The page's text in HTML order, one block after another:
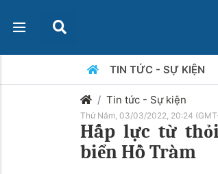
TIN TỨC - SỰ KIỆN
Tin tức - Sự kiện
Thứ Năm, 03/03/2022, 20:24
Hấp lực từ
biển Hồ Tràm